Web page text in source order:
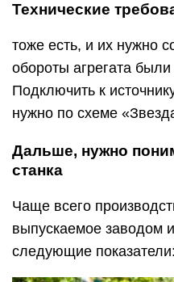
Технические
тоже есть, и их нужно
обороты агрегата
Подключить к
нужно по схеме
Дальше, нужно
станка
Чаще всего
выпускаемое заводом
следующие показатели: